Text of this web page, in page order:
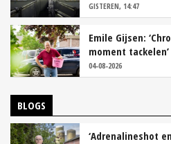
GISTEREN, 14:47
Emile Gijsen:
moment tackelen’
04-08-2026
BLOGS
‘Adrenalineshot